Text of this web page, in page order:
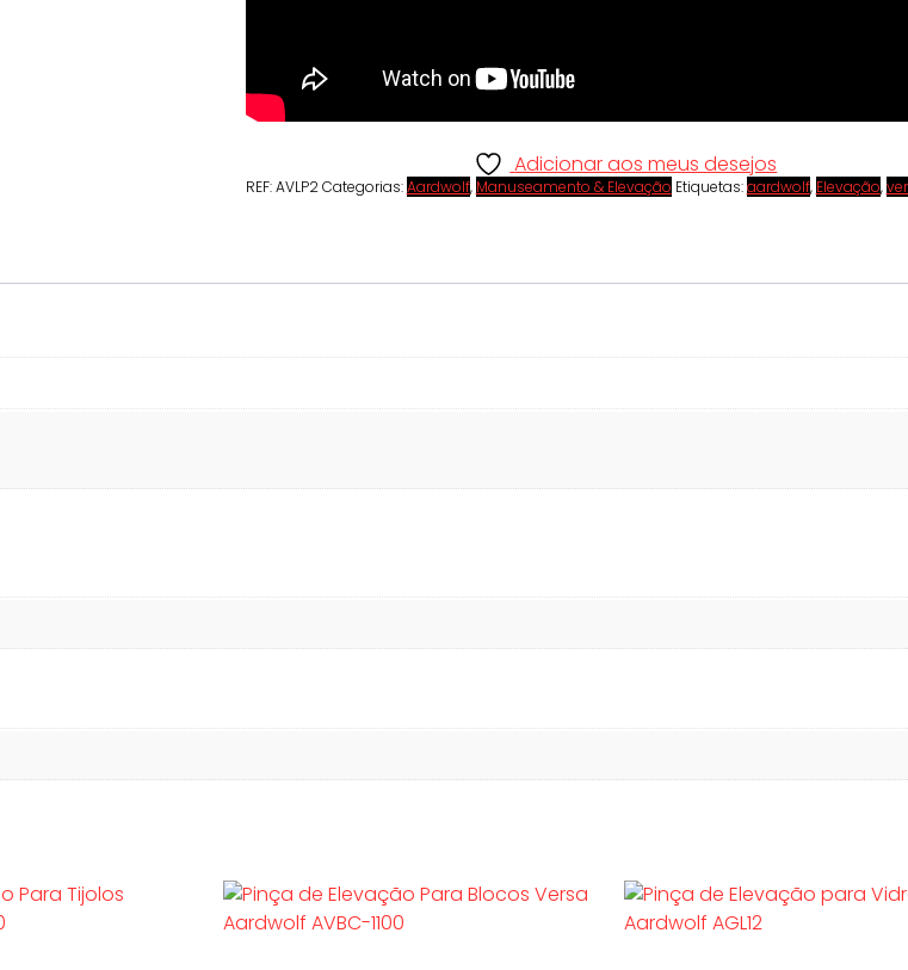
Adicionar aos meus desejos
REF:AVLP2 Categorias:Aardwolf, Manuseamento & Elevação Etiquetas:aardwolf, Elevação,